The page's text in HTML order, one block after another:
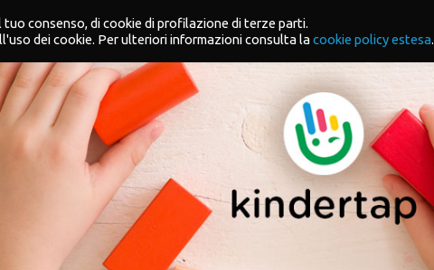
consenso, di cookie di profilazione di terze parti.
dei cookie. Per ulteriori informazioni consulta lacookie policy estesa.